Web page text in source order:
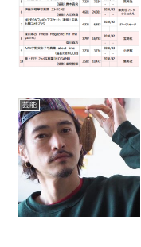
芸能